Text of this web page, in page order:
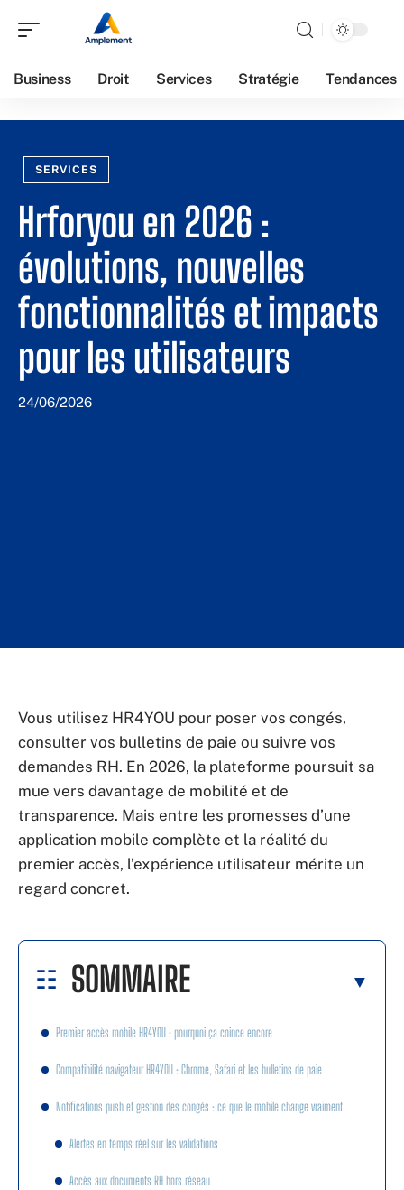
Business Droit Services Stratégie Tendances
SERVICES
Hrforyou en 2026 :
évolutions, nouvelles
fonctionnalités et impacts
pour les utilisateurs
24/06/2026
Vous utilisez HR4YOU pour poser vos congés,
consulter vos bulletins de paie ou suivre vos
demandes RH. En 2026, la plateforme poursuit sa
mue vers davantage de mobilité et de
transparence. Mais entre les promesses d’une
application mobile complète et la réalité du
premier accès, l’expérience utilisateur mérite un
regard concret.
SOMMAIRE
Premier accès mobile HR4YOU : pourquoi ça coince encore
Compatibilité navigateur HR4YOU : Chrome, Safari et les bulletins de paie
Notifications push et gestion des congés : ce que le mobile change vraiment
Alertes en temps réel sur les validations
Accès aux documents RH hors réseau